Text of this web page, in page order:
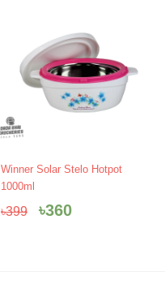
Winner Solar Stelo Hotpot
1000ml
৳399
Original
৳399.
৳360
Current
৳360.